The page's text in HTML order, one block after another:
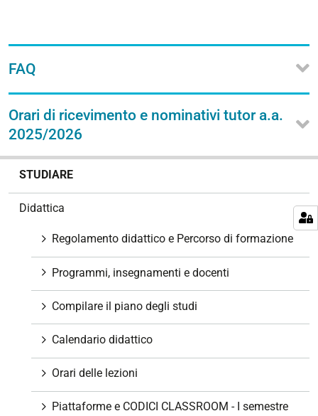
FAQ
Orari di ricevimento e nominativi tutor a.a.
2025/2026
STUDIARE
Didattica
Regolamento didattico e Percorso di formazione
Programmi, insegnamenti e docenti
Compilare il piano degli studi
Calendario didattico
Orari delle lezioni
Piattaforme e CODICI CLASSROOM - I semestre